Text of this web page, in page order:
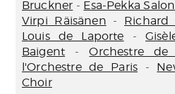
Bruckner - Esa-Pekka
Virpi Räisänen - Richard
Louis de Laporte -
Baigent -Orchestre de
l'Orchestre de Paris -
Choir